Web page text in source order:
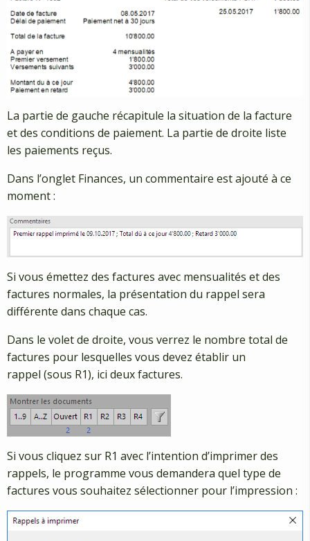
La partie de gauche récapitule la situation de la facture
et des conditions de paiement. La partie de droite liste
les paiements reçus.
Dans l’onglet Finances, un commentaire est ajouté à ce
moment :
Si vous émettez des factures avec mensualités et des
factures normales, la présentation du rappel sera
différente dans chaque cas.
Dans le volet de droite, vous verrez le nombre total de
factures pour lesquelles vous devez établir un
rappel (sous R1), ici deux factures.
Si vous cliquez sur R1 avec l’intention d’imprimer des
rappels, le programme vous demandera quel type de
factures vous souhaitez sélectionner pour l’impression :